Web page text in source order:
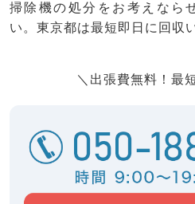
掃除機の処分をお考えなら
い。東京都は最短即日に回収
＼出張費無料！最